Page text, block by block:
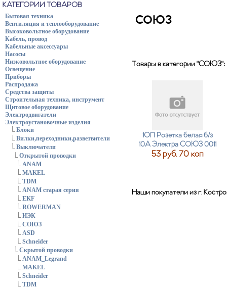
КАТЕГОРИИ ТОВАРОВ
Бытовая техника
Вентиляция и теплооборудование
Высоковольтное оборудование
Кабель, провод
Кабельные аксессуары
Насосы
Низковольтное оборудование
Освещение
Приборы
Распродажа
Средства защиты
Строительная техника, инструмент
Щитовое оборудование
Электродвигатели
Электроустановочные изделия
Блоки
Вилки,переходники,разветвители
Выключатели
Открытой проводки
ANAM
MAKEL
TDM
ANAM старая серия
EKF
ROWERMAN
ИЭК
СОЮЗ
ASD
Schneider
Скрытой проводки
ANAM_Legrand
MAKEL
Schneider
TDM
СОЮЗ
Товары в категории "СОЮЗ":
1ОП Розетка белая б/з
10А Электра СОЮЗ 0011
53 руб. 70 коп
Наши покупатели из г.